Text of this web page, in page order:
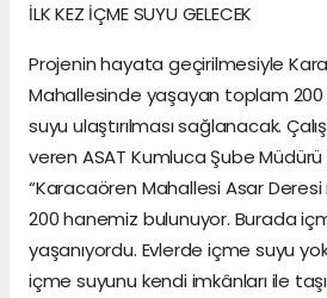
İLK KEZ İÇME SUYU GELECEK
Projenin hayata geçirilmesiyle
Mahallesinde yaşayan toplam
suyu ulaştırılması sağlanacak.
veren ASAT Kumluca Şube Müdürü
“Karacaören Mahallesi Asar Deresi
200 hanemiz bulunuyor. Burada
yaşanıyordu. Evlerde içme suyu
içme suyunu kendi imkânları ile